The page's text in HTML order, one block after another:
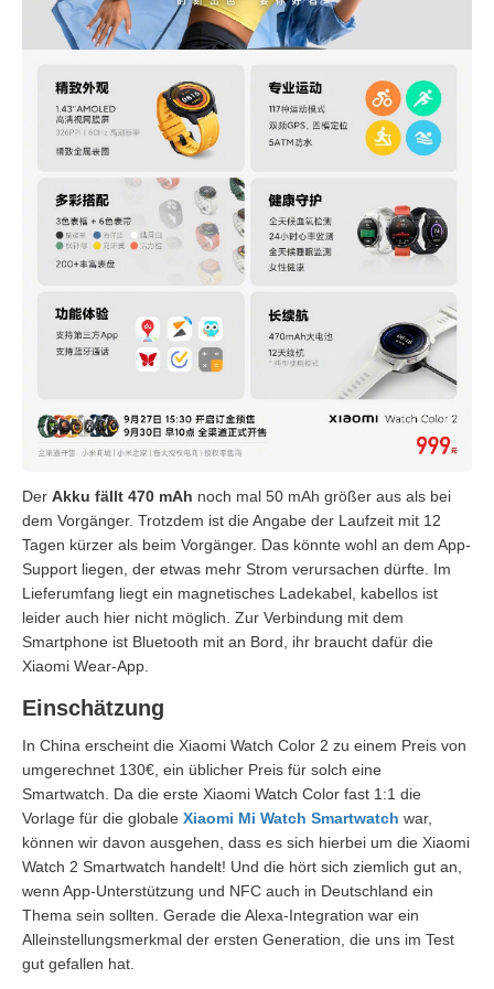
Der Akku fällt 470 mAh noch mal 50 mAh größer aus als bei
dem Vorgänger. Trotzdem ist die Angabe der Laufzeit mit 12
Tagen kürzer als beim Vorgänger. Das könnte wohl an dem App-
Support liegen, der etwas mehr Strom verursachen dürfte. Im
Lieferumfang liegt ein magnetisches Ladekabel, kabellos ist
leider auch hier nicht möglich. Zur Verbindung mit dem
Smartphone ist Bluetooth mit an Bord, ihr braucht dafür die
Xiaomi Wear-App.
Einschätzung
In China erscheint die Xiaomi Watch Color 2 zu einem Preis von
umgerechnet 130€, ein üblicher Preis für solch eine
Smartwatch. Da die erste Xiaomi Watch Color fast 1:1 die
Vorlage für die globale Xiaomi Mi Watch Smartwatch war,
können wir davon ausgehen, dass es sich hierbei um die Xiaomi
Watch 2 Smartwatch handelt! Und die hört sich ziemlich gut an,
wenn App-Unterstützung und NFC auch in Deutschland ein
Thema sein sollten. Gerade die Alexa-Integration war ein
Alleinstellungsmerkmal der ersten Generation, die uns im Test
gut gefallen hat.